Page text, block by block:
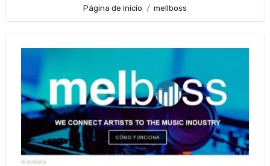
Página de inicio mellboss